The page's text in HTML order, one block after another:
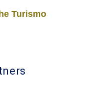
Turismo